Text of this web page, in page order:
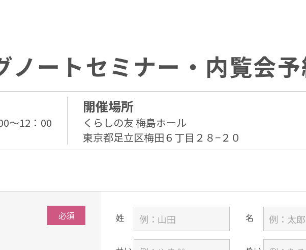
ノートセミナー・内覧会
～12：00
開催場所
くらしの友 梅島ホール
東京都足立区梅田６丁目２８−２０
必須 姓 名